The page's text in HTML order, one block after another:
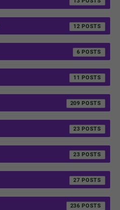
12
6
11
209
23
23
27
236